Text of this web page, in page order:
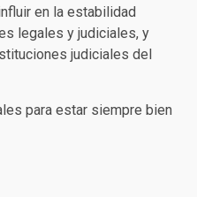
en la estabilidad
legales y judiciales, y
judiciales del
para estar siempre bien